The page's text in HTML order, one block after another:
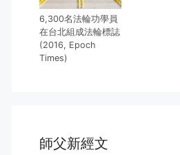
6,300名法輪功學員
在台北組成法輪標誌
(2016, Epoch
Times)
師父新經文